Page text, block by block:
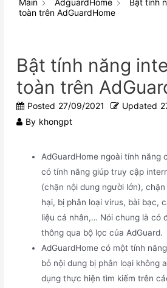
Main
AdguardHome
Bật tính
toàn trên AdGuardHome
Bật tính năng
toàn trên
Posted 27/09/2021 Updated
By khongpt
AdGuardHome ngoài tính năng
có tính năng giúp truy cập
(chặn nội dung người lớn),
hại, bị phân loại virus, bài bạc,
liệu cá nhân,… Nói chung là có
thông qua bộ lọc của AdGuard.
AdGuardHome có một tính
bỏ nội dung bị phân loại không
dụng thực hiện tìm kiếm trên